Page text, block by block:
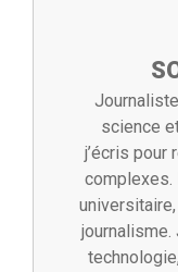
science
j’écris
complexes.
journalisme.